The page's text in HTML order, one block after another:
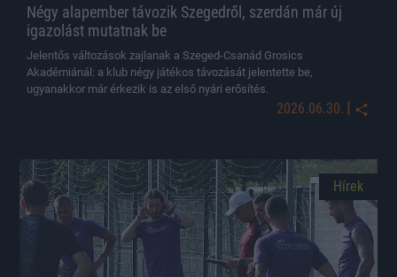
Négy alapember távozik Szegedről, szerdán már új
igazolást mutatnak be
Jelentős változások zajlanak a Szeged-Csanád Grosics
Akadémiánál: a klub négy játékos távozását jelentette be,
ugyanakkor már érkezik is az első nyári erősítés.
2026.06.30. |
Hírek